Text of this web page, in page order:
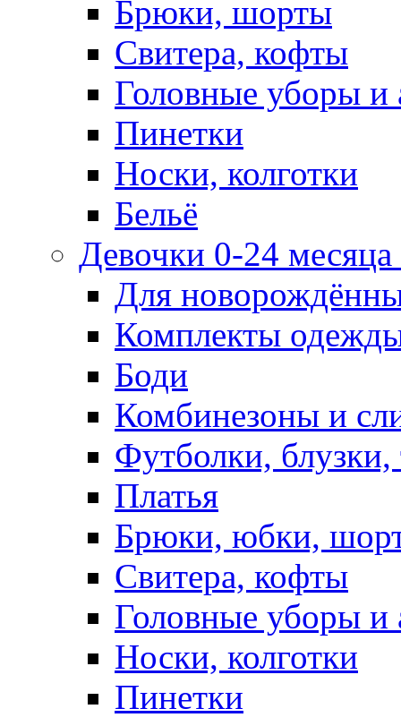
Брюки, шорты
Свитера, кофты
Головные уборы и
Пинетки
Носки, колготки
Бельё
Девочки 0-24
Для
Комплекты
Боди
Комбинезоны и
Футболки,
Платья
Брюки, юбки,
Свитера, кофты
Головные уборы и
Носки, колготки
Пинетки